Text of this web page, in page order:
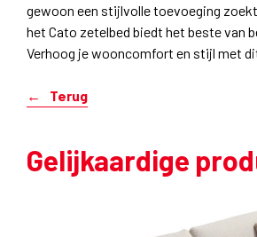
gewoon een stijlvolle toevoeging
het Cato zetelbed biedt het beste van
Verhoog je wooncomfort en stijl met
Terug
Gelijkaardige